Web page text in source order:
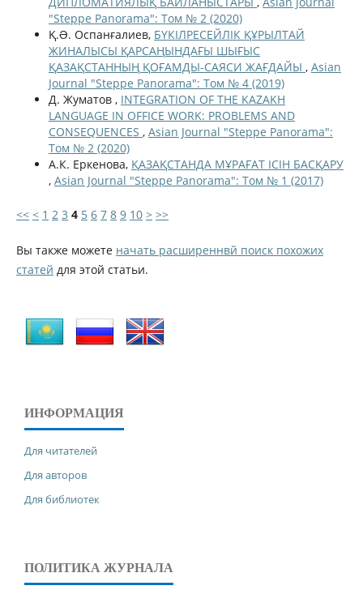
"Steppe Panorama": Том № 2 (2020)
Қ.Ə. Оспанғалиев, БҮКІЛРЕСЕЙЛІК ҚҰРЫЛТАЙ
ЖИНАЛЫСЫ ҚАРСАҢЫНДАҒЫ ШЫҒЫС
ҚАЗАҚСТАННЫҢ ҚОҒАМДЫ-САЯСИ ЖАҒДАЙЫ , Asian
Journal "Steppe Panorama": Том № 4 (2019)
Д. Жуматов , INTEGRATION OF THE KAZAKH
LANGUAGE IN OFFICE WORK: PROBLEMS AND
CONSEQUENCES , Asian Journal "Steppe Panorama":
Том № 2 (2020)
А.К. Еркенова, ҚАЗАҚСТАНДА МҰРАҒАТ ІСІН БАСҚАРУ
, Asian Journal "Steppe Panorama": Том № 1 (2017)
<< < 1 2 3 4 5 6 7 8 9 10 > >>
Вы также можете начать расширеннвй поиск похожих
статей для этой статьи.
ИНФОРМАЦИЯ
Для читателей
Для авторов
Для библиотек
ПОЛИТИКА ЖУРНАЛА